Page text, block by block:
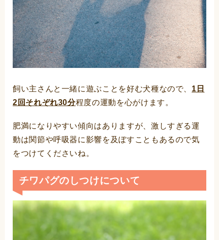
飼い主さんと一緒に遊ぶことを好む犬種なので、 1日
2回それぞれ30分程度の運動を心がけます。
肥満になりやすい傾向はありますが、激しすぎる運
動は関節や呼吸器に影響を及ぼすこともあるので気
をつけてくださいね。
チワパグのしつけについて